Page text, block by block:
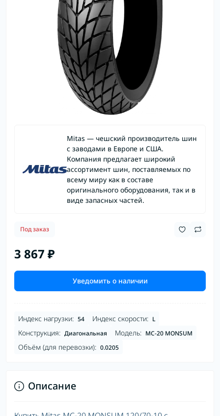
Mitas — чешский производитель шин
с заводами в Европе и США.
Компания предлагает широкий
ассортимент шин, поставляемых по
всему миру как в составе
оригинального оборудования, так и в
виде запасных частей.
Под заказ
3 867 ₽
Уведомить о наличии
Индекс нагрузки: 54 Индекс скорости: L
Конструкция: Диагональная Модель: MC-20 MONSUM
Объём (для перевозки): 0.0205
Описание